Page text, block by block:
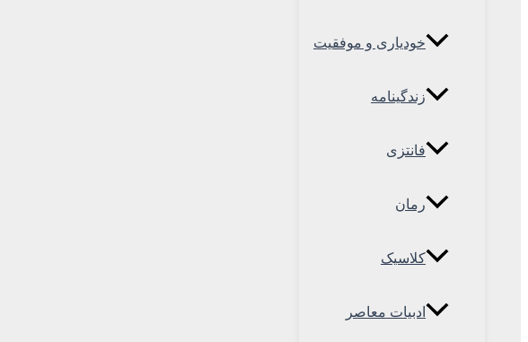
خودیاری و موفقیت
زندگینامه
فانتزی
رمان
کلاسیک
ادبیات معاصر